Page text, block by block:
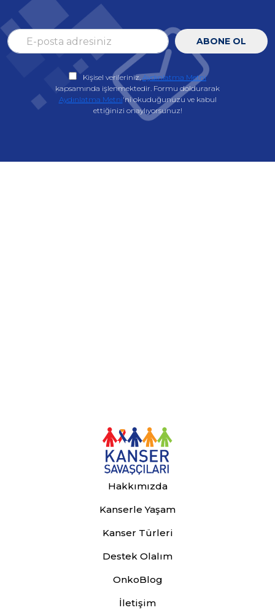
ABONE OL
Kişisel verileriniz, Aydınlatma Metni
kapsamında işlenmektedir. Formu doldurarak
Aydınlatma Metni'ni okuduğunuzu ve kabul
ettiğinizi onaylıyorsunuz!
Hakkımızda
Kanserle Yaşam
Kanser Türleri
Destek Olalım
OnkoBlog
İletişim